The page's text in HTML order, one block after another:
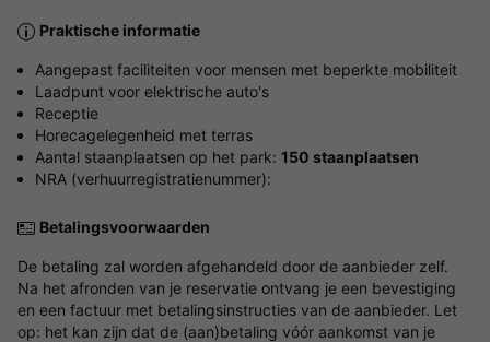
Praktische informatie
Aangepast faciliteiten voor mensen met beperkte mobiliteit
Laadpunt voor elektrische auto's
Receptie
Horecagelegenheid met terras
Aantal staanplaatsen op het park: 150 staanplaatsen
NRA (verhuurregistratienummer):
Betalingsvoorwaarden
De betaling zal worden afgehandeld door de aanbieder zelf.
Na het afronden van je reservatie ontvang je een bevestiging
en een factuur met betalingsinstructies van de aanbieder. Let
op: het kan zijn dat de (aan)betaling vóór aankomst van je